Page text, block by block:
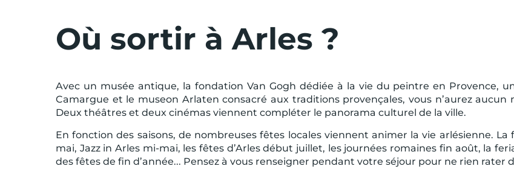
Où sortir à Arles ?
Avec un musée antique, la fondation Van Gogh dédiée à la vie du peintre en Provence,
Camargue et le museon Arlaten consacré aux traditions provençales, vous n’aurez aucun
Deux théâtres et deux cinémas viennent compléter le panorama culturel de la ville.
En fonction des saisons, de nombreuses fêtes locales viennent animer la vie arlésienne. La
mai, Jazz in Arles mi-mai, les fêtes d’Arles début juillet, les journées romaines fin août, la
des fêtes de fin d’année... Pensez à vous renseigner pendant votre séjour pour ne rien rater